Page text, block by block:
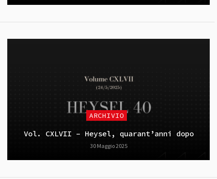
ARCHIVIO
Vol. CXLVII – Heysel, quarant’anni dopo
30 Maggio 2025